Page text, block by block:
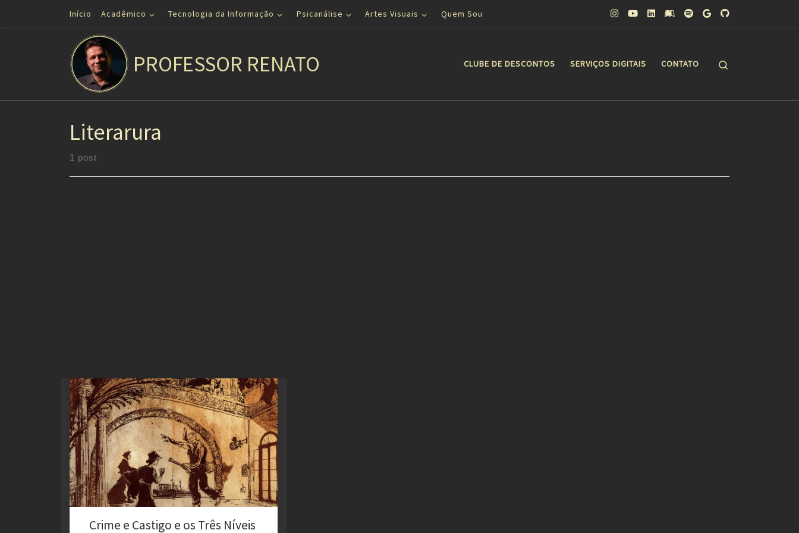
Skip to contentInício Acadêmico Tecnologia da Informação Psicanálise Artes Visuais Quem Sou
PROFESSOR RENATO CLUBE DE DESCONTOS SERVIÇOS DIGITAIS CONTATO
Literarura
1 post
A obra Crime e Castigo (1866), de Fiódor Dostoiévski,
permanece como um dos maiores testemunhos
literários sobre a luta interior do homem diante do
pecado, da culpa e da possibilidade da redenção. Sob
a lente da teologia reformada, enriquecida por
categorias filosóficas de Kierkegaard, análises
sociológicas de Berger e Weber, […]
Crime e Castigo e os Três Níveis